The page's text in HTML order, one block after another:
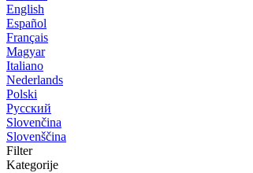
English
Español
Français
Magyar
Italiano
Nederlands
Polski
Русский
Slovenčina
Slovenščina
Filter
Kategorije